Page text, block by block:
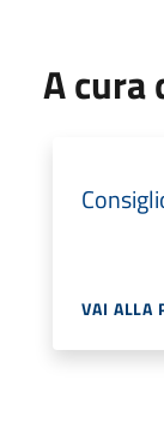
A cura
VAI ALLA